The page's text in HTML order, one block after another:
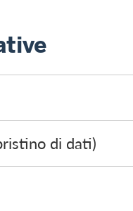
di dati)